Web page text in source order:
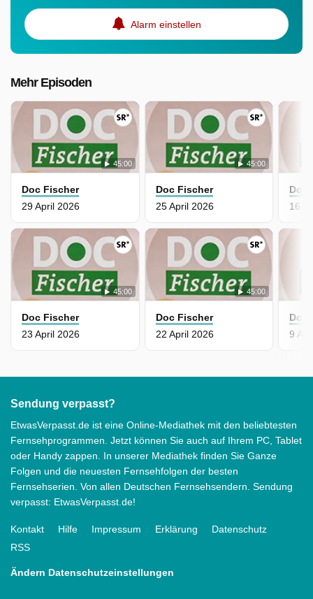
Alarm einstellen
Mehr Episoden
45:00
Doc Fischer
29 April 2026
45:00
Doc Fischer
25 April 2026
45:00
Doc Fischer
23 April 2026
45:00
Doc Fischer
22 April 2026
Doc
16
Doc
9
Sendung verpasst?
EtwasVerpasst.de ist eine Online-Mediathek mit den beliebtesten
Fernsehprogrammen. Jetzt können Sie auch auf Ihrem PC, Tablet
oder Handy zappen. In unserer Mediathek finden Sie Ganze
Folgen und die neuesten Fernsehfolgen der besten
Fernsehserien. Von allen Deutschen Fernsehsendern. Sendung
verpasst: EtwasVerpasst.de!
Kontakt Hilfe Impressum Erklärung
Datenschutz
RSS
Ändern Datenschutzeinstellungen